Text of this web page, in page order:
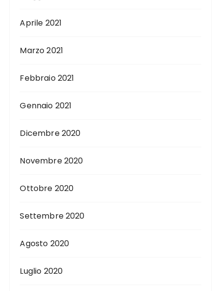
Aprile 2021
Marzo 2021
Febbraio 2021
Gennaio 2021
Dicembre 2020
Novembre 2020
Ottobre 2020
Settembre 2020
Agosto 2020
Luglio 2020